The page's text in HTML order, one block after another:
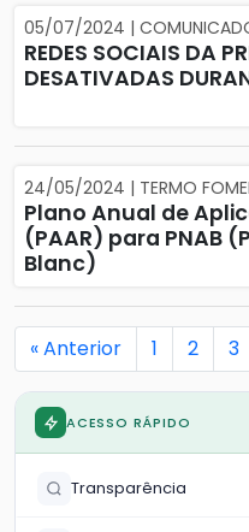
05/07/2024 |
REDES SOCIAIS DA
DESATIVADAS
24/05/2024 | TERMO
Plano Anual de
(PAAR) para PNAB
Blanc)
« Anterior 1 2 3
ACESSO RÁPIDO
Transparência